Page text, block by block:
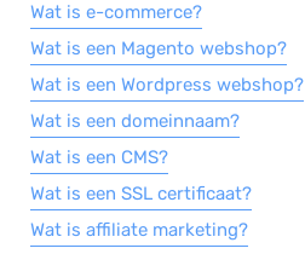
Wat is e-commerce?
Wat is een Magento webshop?
Wat is een Wordpress webshop?
Wat is een domeinnaam?
Wat is een CMS?
Wat is een SSL certificaat?
Wat is affiliate marketing?